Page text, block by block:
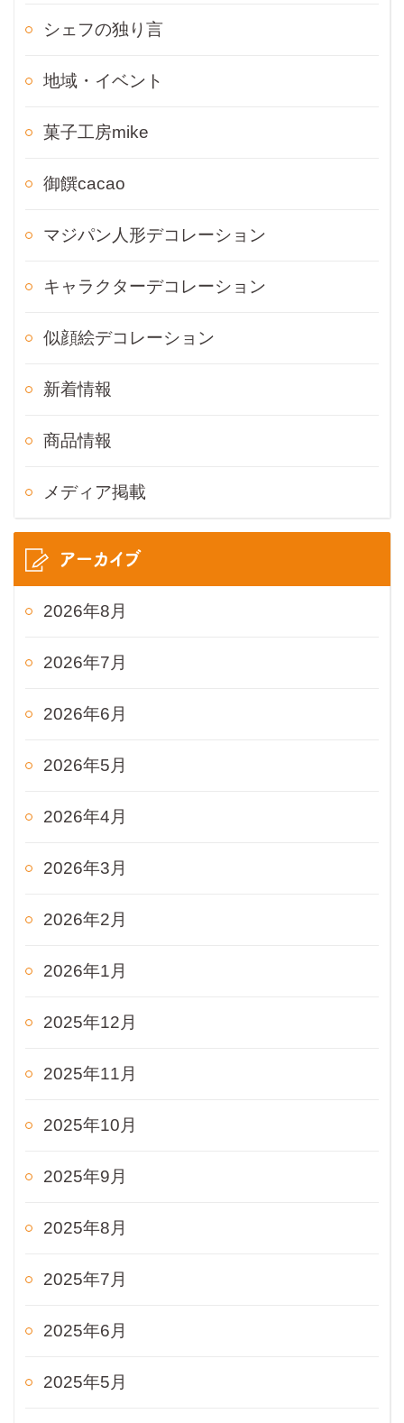
シェフの独り言
地域・イベント
菓子工房mike
御饌cacao
マジパン人形デコレーション
キャラクターデコレーション
似顔絵デコレーション
新着情報
商品情報
メディア掲載
アーカイブ
2026年8月
2026年7月
2026年6月
2026年5月
2026年4月
2026年3月
2026年2月
2026年1月
2025年12月
2025年11月
2025年10月
2025年9月
2025年8月
2025年7月
2025年6月
2025年5月